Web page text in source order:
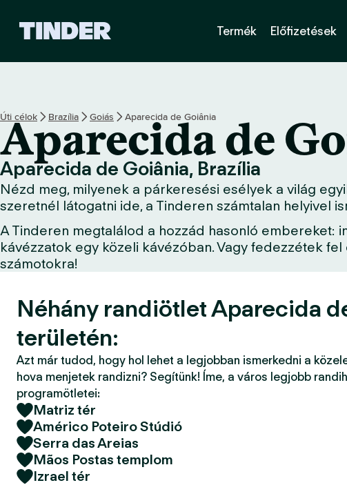
K
e
z
d
ő
o
l
a
l
Termék Előfizetések
Úti célok Brazília Goiás Aparecida de Goiânia
Aparecida de
Aparecida de Goiânia, Brazília
Nézd meg, milyenek a párkeresési esélyek a világ
szeretnél látogatni ide, a Tinderen számtalan helyivel
A Tinderen megtalálod a hozzád hasonló embereket:
kávézzatok egy közeli kávézóban. Vagy fedezzétek
számotokra!
Néhány randiötlet Aparecida
területén:
Azt már tudod, hogy hol lehet a legjobban ismerkedni a
hova menjetek randizni? Segítünk! Íme, a város legjobb
programötletei:
Matriz tér
Américo Poteiro Stúdió
Serra das Areias
Mãos Postas templom
Izrael tér